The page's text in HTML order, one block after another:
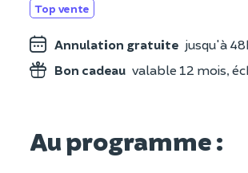
Top vente
Annulation gratuite jusqu'à
Bon cadeau valable 12 mois,
Au programme :